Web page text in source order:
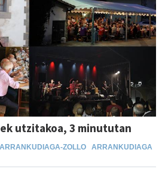
utzitakoa, 3 minututan
ARRANKUDIAGA-ZOLLO ARRANKUDIAGA